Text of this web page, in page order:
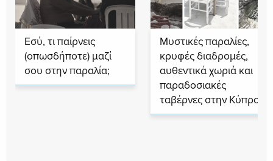
Εσύ, τι παίρνεις
(οπωσδήποτε) μαζί
σου στην παραλία;
Μυστικές παραλίες,
κρυφές διαδρομές,
αυθεντικά χωριά και
παραδοσιακές
ταβέρνες στην Κύπρο